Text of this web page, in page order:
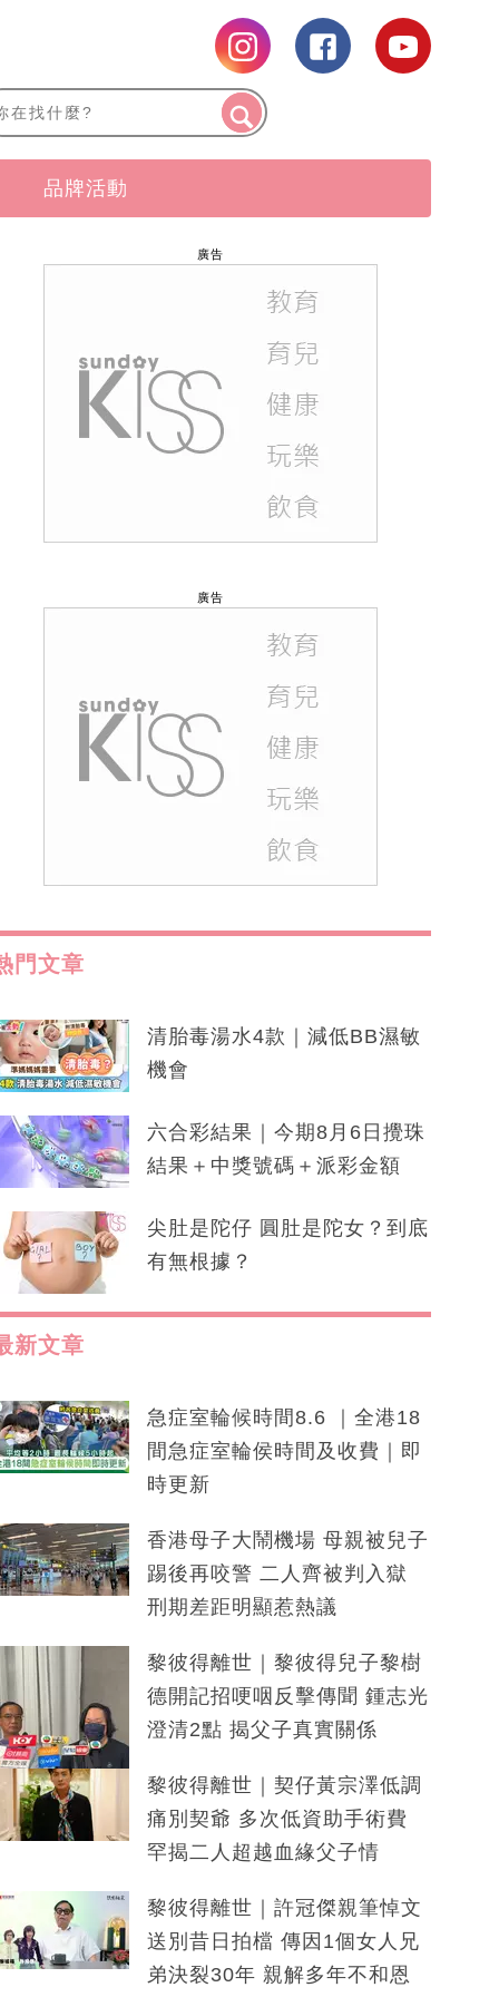
品牌活動
廣告
廣告
門文章
清胎毒湯水4款｜減低BB濕敏
機會
六合彩結果｜今期8月6日攪珠
結果＋中獎號碼＋派彩金額
尖肚是陀仔 圓肚是陀女？到底
有無根據？
新文章
急症室輪候時間8.6 ｜全港18
間急症室輪侯時間及收費｜即
時更新
香港母子大鬧機場 母親被兒子
踢後再咬警 二人齊被判入獄
刑期差距明顯惹熱議
黎彼得離世｜黎彼得兒子黎樹
德開記招哽咽反擊傳聞 鍾志光
澄清2點 揭父子真實關係
黎彼得離世｜契仔黃宗澤低調
痛別契爺 多次低資助手術費
罕揭二人超越血緣父子情
黎彼得離世｜許冠傑親筆悼文
送別昔日拍檔 傳因1個女人兄
弟決裂30年 親解多年不和恩